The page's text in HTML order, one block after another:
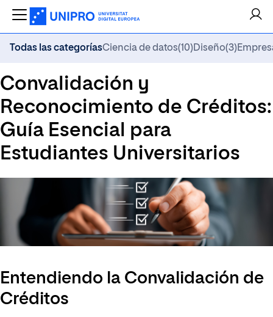
Todas las categoríasCiencia de datos(10) Diseño(3)
Convalidación y
Reconocimiento de Créditos:
Guía Esencial para
Estudiantes Universitarios
Entendiendo la Convalidación de
Créditos